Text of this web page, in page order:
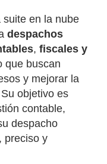
suite en la nube
despachos
, fiscales y
que buscan
y mejorar la
objetivo es
contable,
despacho
preciso y